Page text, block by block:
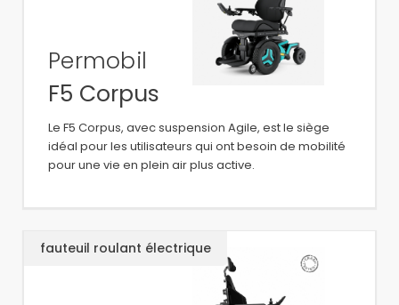
Permobil
F5 Corpus
Le F5 Corpus, avec suspension Agile, est le siège
idéal pour les utilisateurs qui ont besoin de mobilité
pour une vie en plein air plus active.
fauteuil roulant électrique